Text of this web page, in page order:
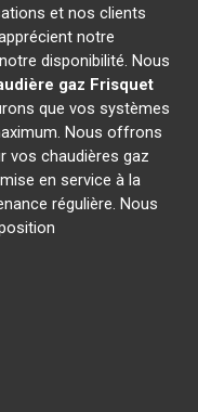
et nos clients
notre
disponibilité. Nous
gaz Frisquet
que vos systèmes
Nous offrons
vos chaudières gaz
en service à la
régulière. Nous